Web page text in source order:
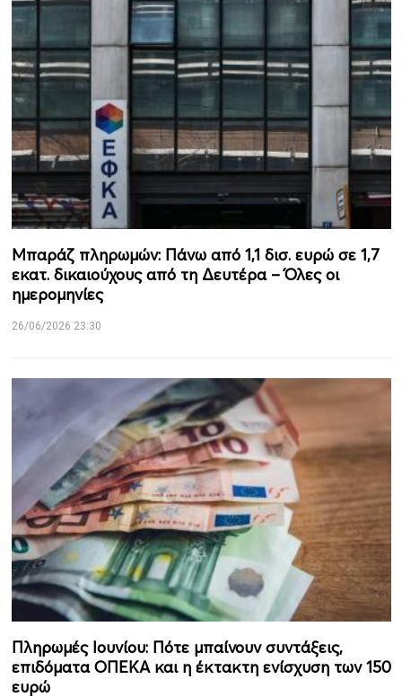
Μπαράζ πληρωμών: Πάνω από 1,1 δισ. ευρώ σε 1,7
εκατ. δικαιούχους από τη Δευτέρα – Όλες οι
ημερομηνίες
26/06/2026 23:30
Πληρωμές Ιουνίου: Πότε μπαίνουν συντάξεις,
επιδόματα ΟΠΕΚΑ και η έκτακτη ενίσχυση των 150
ευρώ